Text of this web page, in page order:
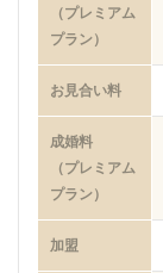
（プレミアム
プラン）
お見合い料
成婚料
（プレミアム
プラン）
加盟